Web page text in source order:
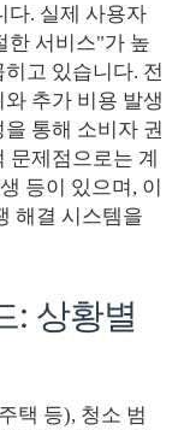
다. 실제 사용자
한 서비스"가 높
고 있습니다. 전
추가 비용 발생
통해 소비자 권
문제점으로는 계
등이 있으며, 이
해결 시스템을
: 상황별
택 등), 청소 범